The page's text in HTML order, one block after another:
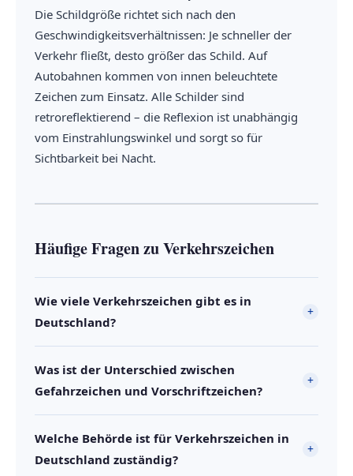
Die Schildgröße richtet sich nach den
Geschwindigkeitsverhältnissen: Je schneller der
Verkehr fließt, desto größer das Schild. Auf
Autobahnen kommen von innen beleuchtete
Zeichen zum Einsatz. Alle Schilder sind
retroreflektierend – die Reflexion ist unabhängig
vom Einstrahlungswinkel und sorgt so für
Sichtbarkeit bei Nacht.
Häufige Fragen zu Verkehrszeichen
Wie viele Verkehrszeichen gibt es in
Deutschland?
+
Was ist der Unterschied zwischen
Gefahrzeichen und Vorschriftzeichen?
+
Welche Behörde ist für Verkehrszeichen in
Deutschland zuständig?
+